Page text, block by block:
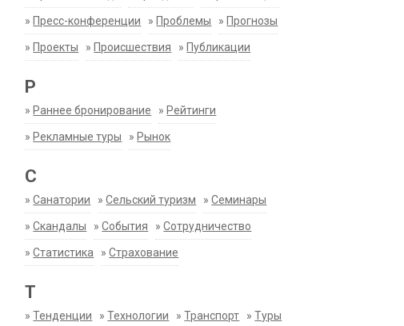
» Пресс-конференции » Проблемы » Прогнозы
» Проекты » Происшествия » Публикации
Р
» Раннее бронирование » Рейтинги
» Рекламные туры » Рынок
С
»Санатории »Сельский туризм »Семинары
»Скандалы »События »Сотрудничество
»Статистика »Страхование
Т
»Тенденции »Технологии »Транспорт »Туры